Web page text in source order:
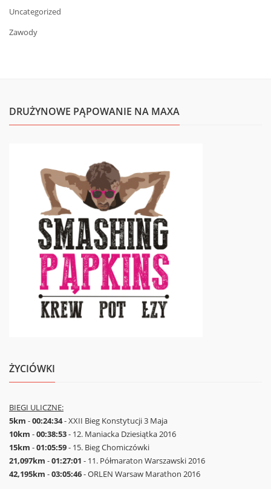
Uncategorized
Zawody
DRUŻYNOWE PĄPOWANIE NA MAXA
ŻYCIÓWKI
BIEGI ULICZNE:
5km -00:24:34- XXII Bieg Konstytucji 3 Maja
10km -00:38:53- 12. Maniacka Dziesiątka 2016
15km -01:05:59- 15. Bieg Chomiczówki
21,097km -01:27:01 - 11. Półmaraton Warszawski 2016
42,195km -03:05:46- ORLEN Warsaw Marathon 2016